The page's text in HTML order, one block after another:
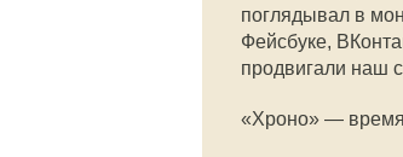
поглядывал в
Фейсбуке,
продвигали наш
«Хроно» —